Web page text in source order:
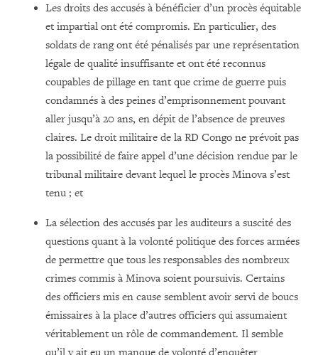
Les droits des accusés à bénéficier d’un procès équitable
et impartial ont été compromis. En particulier, des
soldats de rang ont été pénalisés par une représentation
légale de qualité insuffisante et ont été reconnus
coupables de pillage en tant que crime de guerre puis
condamnés à des peines d’emprisonnement pouvant
aller jusqu’à 20 ans, en dépit de l’absence de preuves
claires. Le droit militaire de la RD Congo ne prévoit pas
la possibilité de faire appel d’une décision rendue par le
tribunal militaire devant lequel le procès Minova s’est
tenu ; et
La sélection des accusés par les auditeurs a suscité des
questions quant à la volonté politique des forces armées
de permettre que tous les responsables des nombreux
crimes commis à Minova soient poursuivis. Certains
des officiers mis en cause semblent avoir servi de boucs
émissaires à la place d’autres officiers qui assumaient
véritablement un rôle de commandement. Il semble